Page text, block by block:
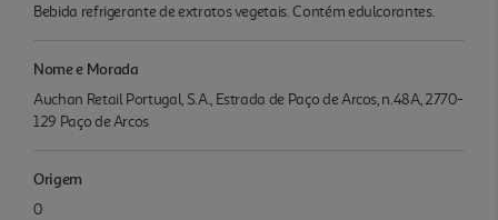
Bebida refrigerante de extratos vegetais. Contém edulcorantes.
Nome e Morada
Auchan Retail Portugal, S.A., Estrada de Paço de Arcos, n.48A, 2770-
129 Paço de Arcos
Origem
0